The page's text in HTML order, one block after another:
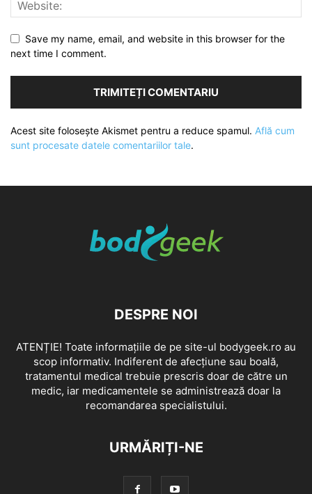
Save my name, email, and website in this browser for the
next time I comment.
Acest site folosește Akismet pentru a reduce spamul. Află cum
sunt procesate datele comentariilor tale.
DESPRE NOI
ATENȚIE! Toate informațiile de pe site-ul bodygeek.ro au
scop informativ. Indiferent de afecțiune sau boală,
tratamentul medical trebuie prescris doar de către un
medic, iar medicamentele se administrează doar la
recomandarea specialistului.
URMĂRIȚI-NE